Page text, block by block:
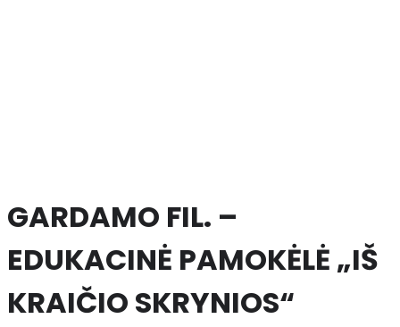
GARDAMO FIL. –
EDUKACINĖ PAMOKĖLĖ „IŠ
KRAIČIO SKRYNIOS“